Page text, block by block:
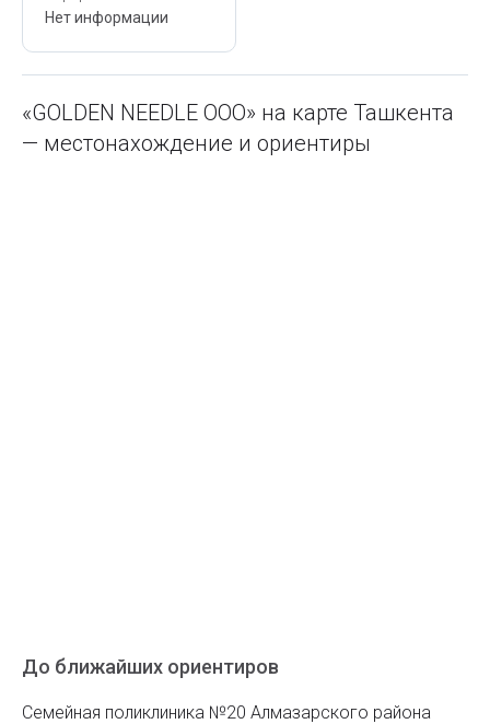
Нет информации
«GOLDEN NEEDLE ООО» на карте Ташкента
— местонахождение и ориентиры
До ближайших ориентиров
Семейная поликлиника №20 Алмазарского района